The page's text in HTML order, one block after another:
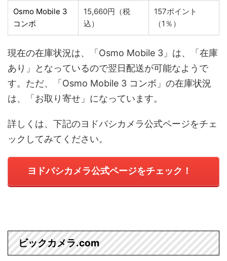
Osmo Mobile 3
コンボ
15,660円（税
込）
157ポイント
（1％）
現在の在庫状況は、「Osmo Mobile 3」は、「在庫
あり」となっているので翌日配送が可能なようで
す。ただ、「Osmo Mobile 3 コンボ」の在庫状況
は、「お取り寄せ」になっています。
詳しくは、下記のヨドバシカメラ公式ページをチェ
ックしてみてください。
ヨドバシカメラ公式ページをチェック！
ビックカメラ.com